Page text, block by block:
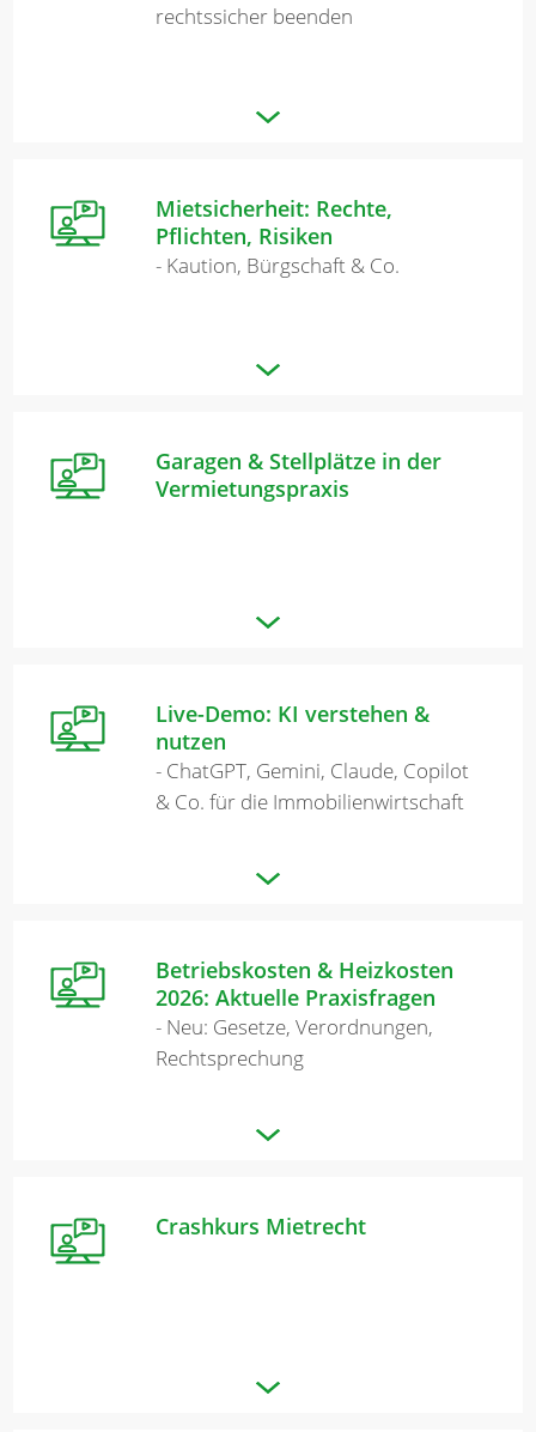
rechtssicher beenden
Mietsicherheit: Rechte,
Pflichten, Risiken
- Kaution, Bürgschaft & Co.
Garagen & Stellplätze in der
Vermietungspraxis
Live-Demo: KI verstehen &
nutzen
- ChatGPT, Gemini, Claude, Copilot
& Co. für die Immobilienwirtschaft
Betriebskosten & Heizkosten
2026: Aktuelle Praxisfragen
- Neu: Gesetze, Verordnungen,
Rechtsprechung
Crashkurs Mietrecht